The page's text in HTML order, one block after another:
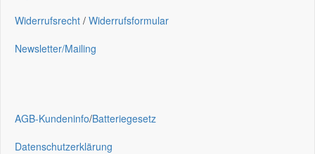
Widerrufsrecht / Widerrufsformular
Newsletter/Mailing
AGB-Kundeninfo/Batteriegesetz
Datenschutzerklärung